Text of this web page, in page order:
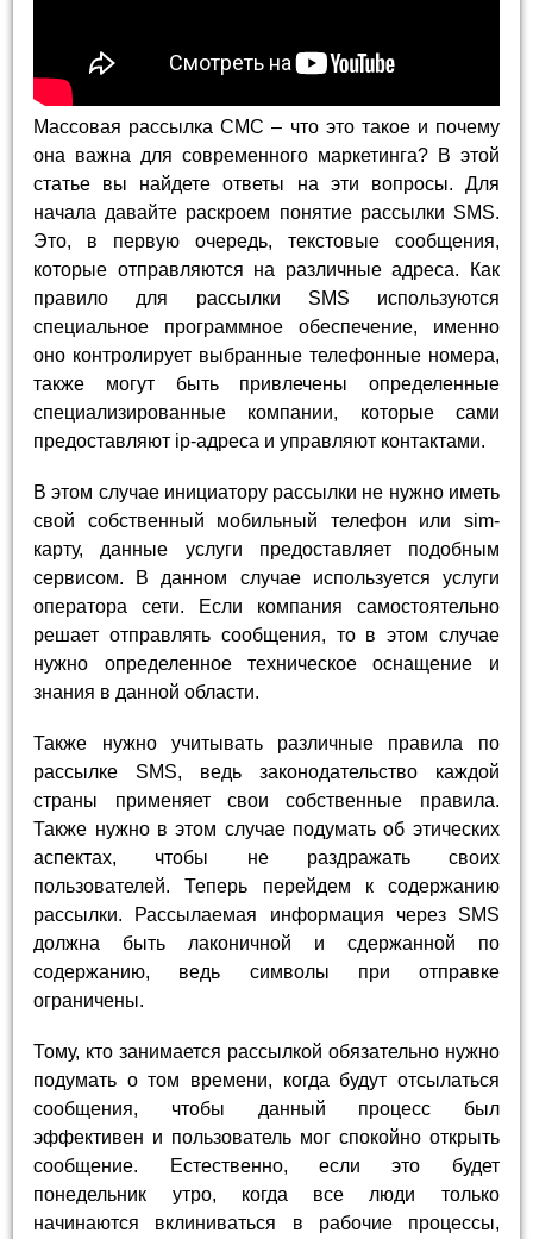
Массовая рассылка СМС – что это такое и почему
она важна для современного маркетинга? В этой
статье вы найдете ответы на эти вопросы. Для
начала давайте раскроем понятие рассылки SMS.
Это, в первую очередь, текстовые сообщения,
которые отправляются на различные адреса. Как
правило для рассылки SMS используются
специальное программное обеспечение, именно
оно контролирует выбранные телефонные номера,
также могут быть привлечены определенные
специализированные компании, которые сами
предоставляют ip-адреса и управляют контактами.
В этом случае инициатору рассылки не нужно иметь
свой собственный мобильный телефон или sim-
карту, данные услуги предоставляет подобным
сервисом. В данном случае используется услуги
оператора сети. Если компания самостоятельно
решает отправлять сообщения, то в этом случае
нужно определенное техническое оснащение и
знания в данной области.
Также нужно учитывать различные правила по
рассылке SMS, ведь законодательство каждой
страны применяет свои собственные правила.
Также нужно в этом случае подумать об этических
аспектах, чтобы не раздражать своих
пользователей. Теперь перейдем к содержанию
рассылки. Рассылаемая информация через SMS
должна быть лаконичной и сдержанной по
содержанию, ведь символы при отправке
ограничены.
Тому, кто занимается рассылкой обязательно нужно
подумать о том времени, когда будут отсылаться
сообщения, чтобы данный процесс был
эффективен и пользователь мог спокойно открыть
сообщение. Естественно, если это будет
понедельник утро, когда все люди только
начинаются вклиниваться в рабочие процессы,